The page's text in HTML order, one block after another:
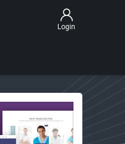
Login